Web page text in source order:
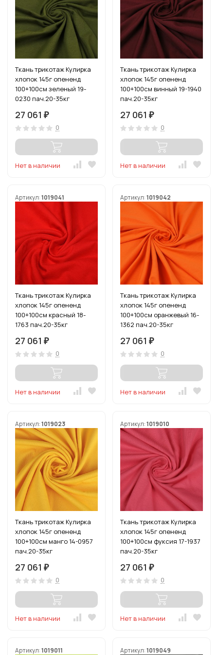
Ткань трикотаж Кулирка
хлопок 145г опененд
100+100см зеленый 19-
0230 пач.20-35кг
27 061 ₽
0
Нет в наличии
Ткань трикотаж Кулирка
хлопок 145г опененд
100+100см винный 19-1940
пач.20-35кг
27 061 ₽
0
Нет в наличии
Артикул:1019041
Ткань трикотаж Кулирка
хлопок 145г опененд
100+100см красный 18-
1763 пач.20-35кг
27 061 ₽
0
Нет в наличии
Артикул:1019042
Ткань трикотаж Кулирка
хлопок 145г опененд
100+100см оранжевый 16-
1362 пач.20-35кг
27 061 ₽
0
Нет в наличии
Артикул:1019023
Ткань трикотаж Кулирка
хлопок 145г опененд
100+100см манго 14-0957
пач.20-35кг
27 061 ₽
0
Нет в наличии
Артикул:1019010
Ткань трикотаж Кулирка
хлопок 145г опененд
100+100см фуксия 17-1937
пач.20-35кг
27 061 ₽
0
Нет в наличии
Артикул:1019011 Артикул:1019049